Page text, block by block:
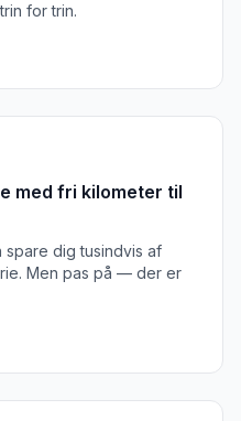
for trin.
med fri kilometer til
spare dig tusindvis af
Men pas på — der er